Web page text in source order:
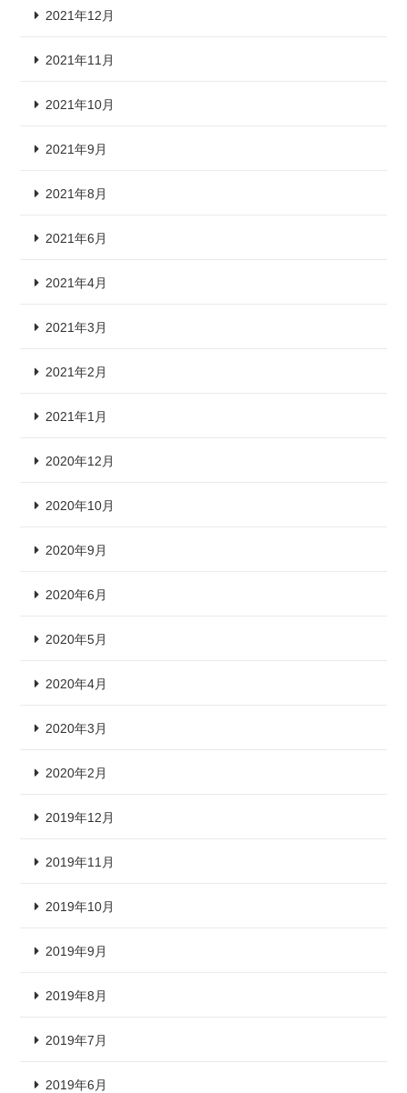
2021年12月
2021年11月
2021年10月
2021年9月
2021年8月
2021年6月
2021年4月
2021年3月
2021年2月
2021年1月
2020年12月
2020年10月
2020年9月
2020年6月
2020年5月
2020年4月
2020年3月
2020年2月
2019年12月
2019年11月
2019年10月
2019年9月
2019年8月
2019年7月
2019年6月